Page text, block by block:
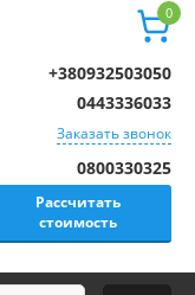
0
0800330325
Рассчитать
стоимость
+380932503050
0443336033
Заказать звонок